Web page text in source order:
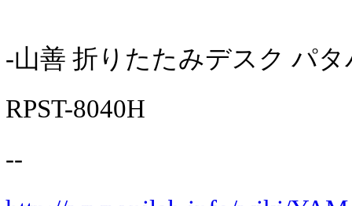
-山善 折りたたみデスク パ
RPST-8040H
--